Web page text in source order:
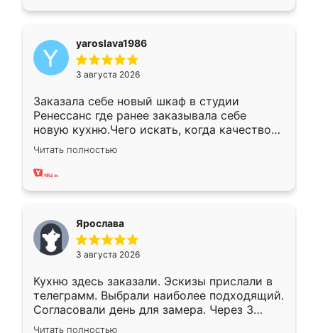
yaroslava1986
3 августа 2026
Заказала себе новый шкаф в студии
Ренессанс где ранее заказывала себе
новую кухню.Чего искать, когда качеством
вполне довольна. Служит кухня уже почти
два года, нареканий нет.
Читать полностью
Ярослава
3 августа 2026
Кухню здесь заказали. Эскизы прислали в
телеграмм. Выбрали наиболее подходящий.
Согласовали день для замера. Через 3
недели кухня была уже готова. Остались
Читать полностью